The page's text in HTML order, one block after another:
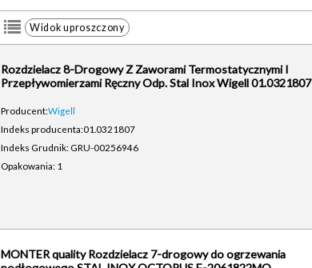
Widok uproszczony
Rozdzielacz 8-Drogowy Z Zaworami Termostatycznymi I
Przepływomierzami Ręczny Odp. Stal Inox Wigell 01.0321807
Producent:Wigell
Indeks producenta:01.0321807
Indeks Grudnik: GRU-00256946
Opakowania: 1
MONTER quality Rozdzielacz 7-drogowy do ogrzewania